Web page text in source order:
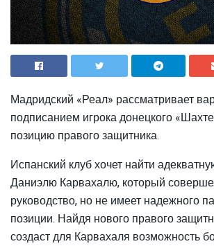
Мадридский «Реал» рассматривает
подписанием игрока донецкого
позицию правого защитника.
Испанский клуб хочет найти
Даниэлю Карвахалю, который
руководство, но не имеет надежного
позиции. Найдя нового правого
создаст для Карвахаля возможность